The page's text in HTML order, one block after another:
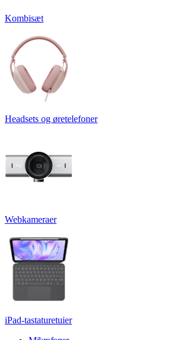
Kombisæt
Headsets og øretelefoner
Webkameraer
iPad-tastaturetuier